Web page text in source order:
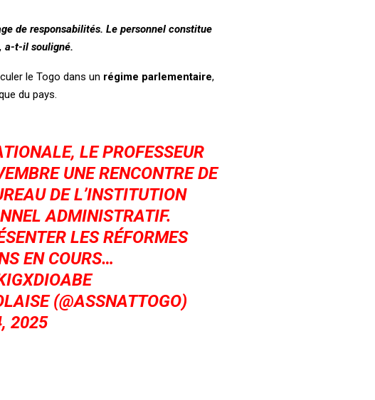
de responsabilités. Le personnel constitue
a-t-il souligné.
le Togo dans un régime parlementaire,
du pays.
LE PROFESSEUR
UNE RENCONTRE DE
DE L’INSTITUTION
ADMINISTRATIF.
LES RÉFORMES
EN COURS…
(@ASSNATTOGO)
2025